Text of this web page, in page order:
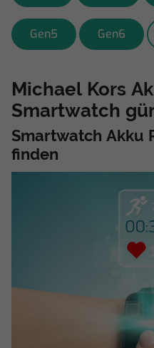
Gen5 Gen6
Michael Kors
Smartwatch
Smartwatch Akku
finden